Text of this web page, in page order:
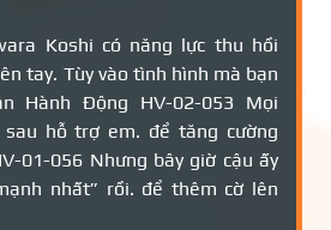
Koshi có năng lực thu hồi
tay. Tùy vào tình hình mà bạn
Hành Động HV-02-053 Mọi
hỗ trợ em. để tăng cường
01-056 Nhưng bây giờ cậu ấy
nhất” rồi. để thêm cờ lên